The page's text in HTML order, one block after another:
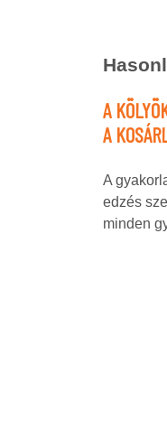
A
A
A
edzés
minden